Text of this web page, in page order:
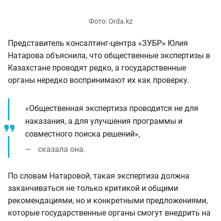
Представитель консалтинг-центра «ЗУБР» Юлия
Натарова объяснила, что общественные экспертизы в
Казахстане проводят редко, а государственные
органы нередко воспринимают их как проверку.
«Общественная экспертиза проводится не для
наказания, а для улучшения программы и
совместного поиска решений»,
сказала она.
По словам Натаровой, такая экспертиза должна
заканчиваться не только критикой и общими
рекомендациями, но и конкретными предложениями,
которые государственные органы смогут внедрить на